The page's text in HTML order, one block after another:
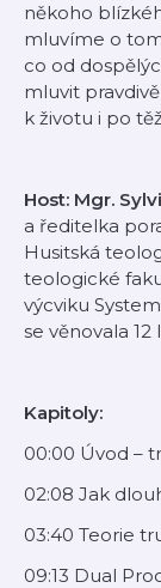
někoho
mluvíme o
co od
mluvit
k životu i po
Host: Mgr.
a ředitelka
Husitská
teologické
výcviku
se věnovala
Kapitoly:
00:00 Úvod –
02:08 Jak
03:40 Teorie
09:13 Dual